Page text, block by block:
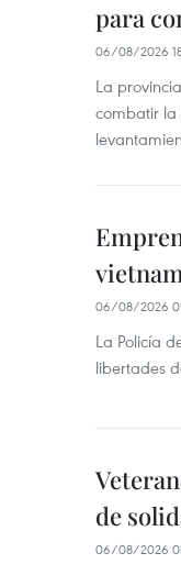
para
06/08/2026
La
combatir la
06/08/2026
La Policía
libertades
de
06/08/2026